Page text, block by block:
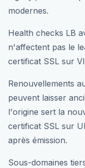
modernes.
Health checks LB
n'affectent pas le
certificat SSL sur
Renouvellements
peuvent laisser
l'origine sert la
certificat SSL sur
après émission.
Sous-domaines